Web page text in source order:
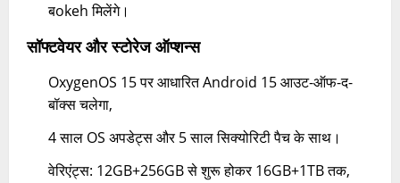
बokeh मिलेंगे।
सॉफ्टवेयर और स्टोरेज ऑप्शन्स
OxygenOS 15 पर आधारित Android 15 आउट-ऑफ-द-
बॉक्स चलेगा,
4 साल OS अपडेट्स और 5 साल सिक्योरिटी पैच के साथ।
वेरिएंट्स: 12GB+256GB से शुरू होकर 16GB+1TB तक,